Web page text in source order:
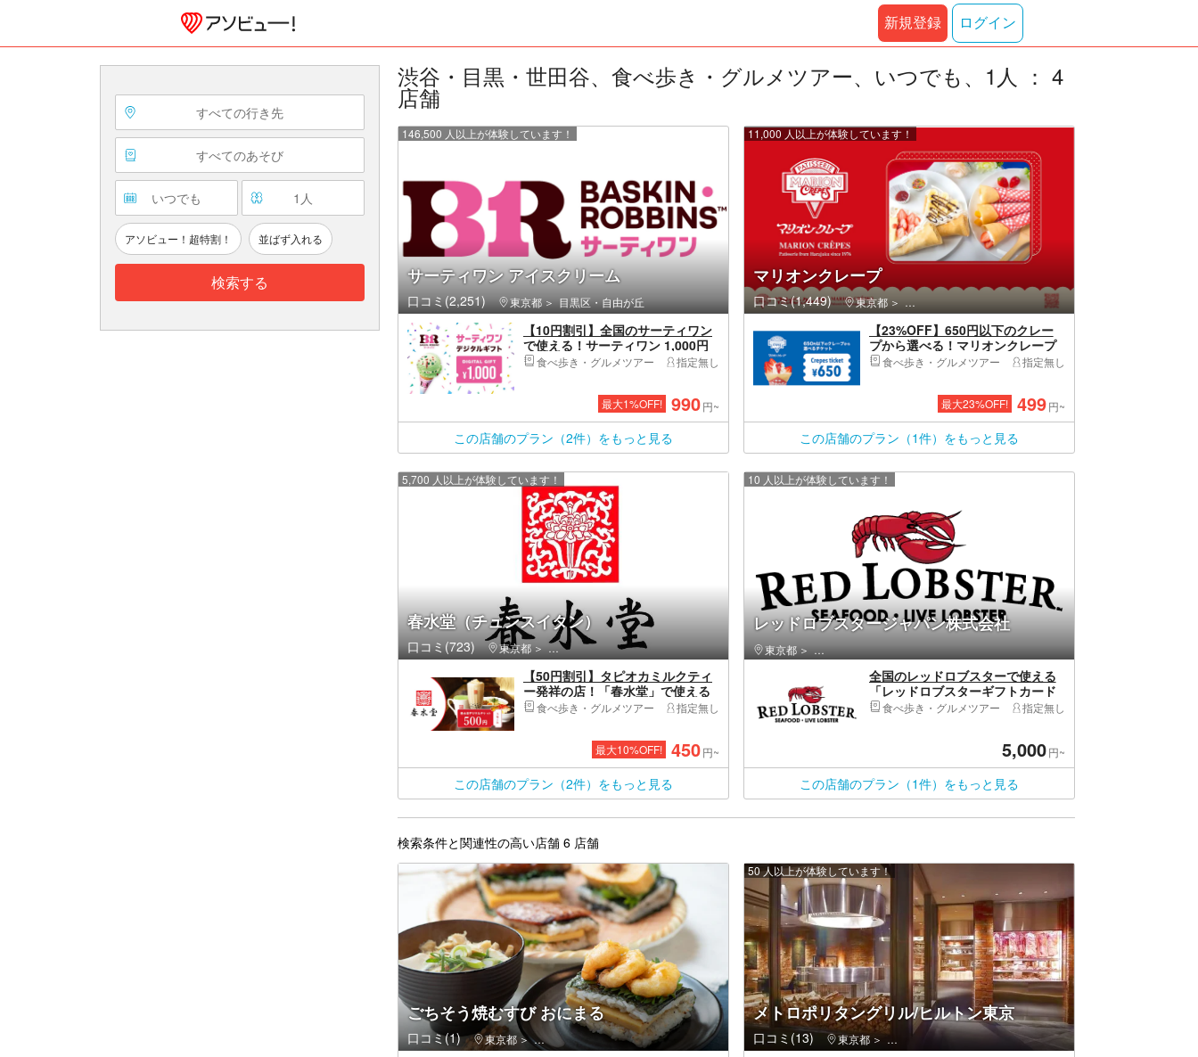
新規登録 ログイン
すべての行き先
すべてのあそび
いつでも 1 人
アソビュー！超特割！ 並ばず入れる
検索する
渋谷・目黒・世田谷、食べ歩き・グルメツアー、いつでも、1人 ： 4
店舗
サーティワン アイスクリーム
口コミ(2,251) 東京都 目黒区・自由が丘
146,500 人以上が体験しています！
【10円割引】全国のサーティワン
で使える！サーティワン 1,000円
デジタルギフト
食べ歩き・グルメツアー 指定無し
最大1%OFF! 990円~
この店舗のプラン（2件）をもっと見る
マリオンクレープ
口コミ(1,449) 東京都 渋谷区・原宿・恵比寿・代官山
11,000 人以上が体験しています！
【23%OFF】650円以下のクレー
プから選べる！マリオンクレープ
引換券※店舗制限あり
食べ歩き・グルメツアー 指定無し
最大23%OFF! 499円~
この店舗のプラン（1件）をもっと見る
春水堂（チュンスイタン）
口コミ(723) 東京都 渋谷区・原宿・恵比寿・代官山
5,700 人以上が体験しています！
【50円割引】タピオカミルクティ
ー発祥の店！「春水堂」で使える
デジタルチケット500円分
食べ歩き・グルメツアー 指定無し
最大10%OFF! 450円~
この店舗のプラン（2件）をもっと見る
レッドロブスタージャパン株式会社
東京都 渋谷区・原宿・恵比寿・代官山
10 人以上が体験しています！
全国のレッドロブスターで使える
「レッドロブスターギフトカード
5,000円」
食べ歩き・グルメツアー 指定無し
5,000円~
この店舗のプラン（1件）をもっと見る
検索条件と関連性の高い店舗 6 店舗
ごちそう焼むすび おにまる
口コミ(1) 東京都 新宿区・新宿・高田馬場・新大久保
メトロポリタングリル/ヒルトン東京
口コミ(13) 東京都 新宿区・新宿・高田馬場・新大久保
50 人以上が体験しています！